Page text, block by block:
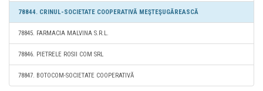
78844. CRINUL-SOCIETATE COOPERATIVĂ MEŞTEŞUGĂREASCĂ
78845. FARMACIA MALVINA S.R.L.
78846. PIETRELE ROSII COM SRL
78847. BOTOCOM-SOCIETATE COOPERATIVĂ